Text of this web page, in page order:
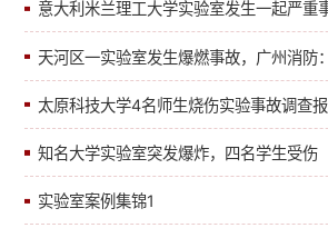
意大利米兰理工大学实验室发生一起严重
天河区一实验室发生爆燃事故，广州消防：无人员
太原科技大学4名师生烧伤实验事故调查报告：当事教师隐瞒使用违规
知名大学实验室突发爆炸，四名学生受伤
实验室案例集锦1